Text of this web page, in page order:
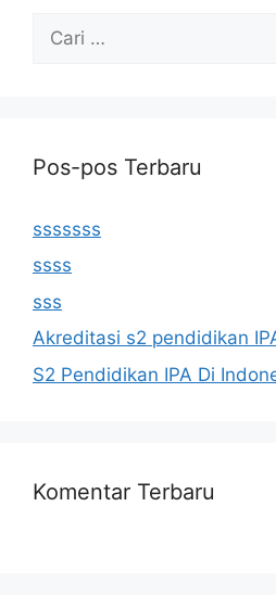
untuk:
Pos-pos Terbaru
sssssss
ssss
sss
Akreditasi s2 pendidikan
S2 Pendidikan IPA Di
Komentar Terbaru